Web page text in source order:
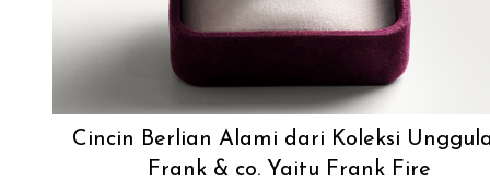
Cincin Berlian Alami dari Koleksi
Frank & co. Yaitu Frank Fire